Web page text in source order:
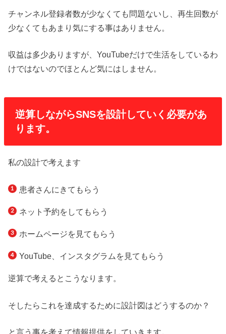
チャンネル登録者数が少なくても問題ないし、再生回数が
少なくてもあまり気にする事はありません。
収益は多少ありますが、YouTubeだけで生活をしているわ
けではないのでほとんど気にはしません。
逆算しながらSNSを設計していく必要があ
ります。
私の設計で考えます
患者さんにきてもらう
ネット予約をしてもらう
ホームページを見てもらう
YouTube、インスタグラムを見てもらう
逆算で考えるとこうなります。
そしたらこれを達成するために設計図はどうするのか？